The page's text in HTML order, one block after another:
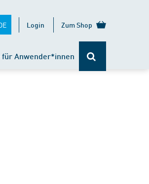
Login Zum Shop
für Anwender*innen